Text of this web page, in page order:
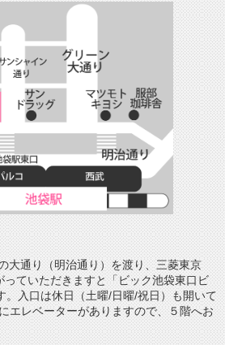
大通り（明治通り）を渡り、三菱東京
ていただきますと「ビック池袋東口ビ
。入口は休日（土曜/日曜/祝日）も開いて
エレベーターがありますので、５階へお